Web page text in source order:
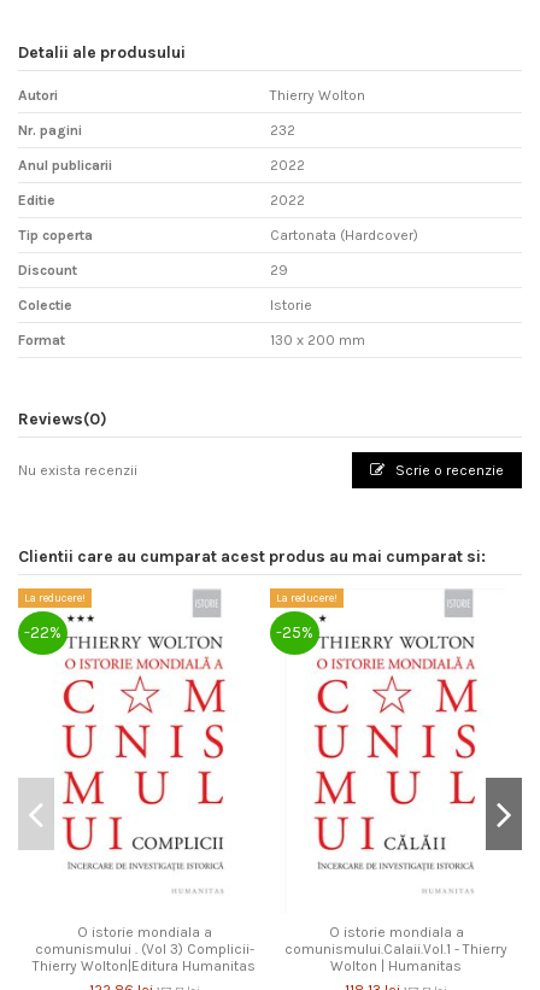
Detalii ale produsului
Autori Thierry Wolton
Nr. pagini 232
Anul publicarii 2022
Editie 2022
Tip coperta Cartonata (Hardcover)
Discount 29
Colectie Istorie
Format 130 x 200 mm
Reviews(0)
Nu exista recenzii Scrie o recenzie
Clientii care au cumparat acest produs au mai cumparat si:
La reducere!
-22%
O istorie mondiala a
comunismului . (Vol 3) Complicii-
Thierry Wolton|Editura Humanitas
La reducere!
-25%
O istorie mondiala a
comunismului.Calaii.Vol.1 - Thierry
Wolton | Humanitas